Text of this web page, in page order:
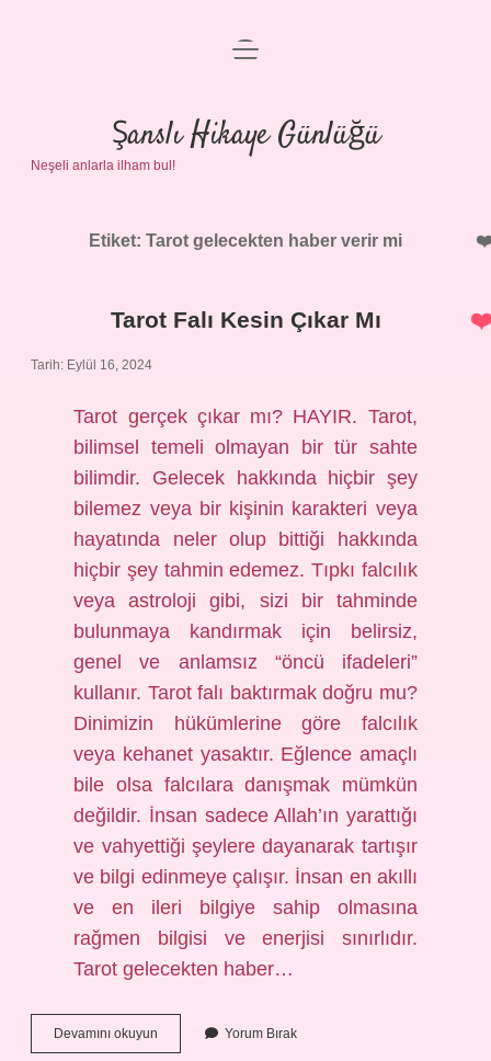
Anasayfa
Gizlilik Politikası
menüyü
Şanslı Hikaye Günlüğü
Neşeli anlarla ilham bul!
Etiket: Tarot gelecekten haber verir mi
Tarot Falı Kesin Çıkar Mı
Tarih: Eylül 16, 2024
Tarot gerçek çıkar mı? HAYIR. Tarot,
bilimsel temeli olmayan bir tür sahte
bilimdir. Gelecek hakkında hiçbir şey
bilemez veya bir kişinin karakteri veya
hayatında neler olup bittiği hakkında
hiçbir şey tahmin edemez. Tıpkı falcılık
veya astroloji gibi, sizi bir tahminde
bulunmaya kandırmak için belirsiz,
genel ve anlamsız “öncü ifadeleri”
kullanır. Tarot falı baktırmak doğru mu?
Dinimizin hükümlerine göre falcılık
veya kehanet yasaktır. Eğlence amaçlı
bile olsa falcılara danışmak mümkün
değildir. İnsan sadece Allah’ın yarattığı
ve vahyettiği şeylere dayanarak tartışır
ve bilgi edinmeye çalışır. İnsan en akıllı
ve en ileri bilgiye sahip olmasına
rağmen bilgisi ve enerjisi sınırlıdır.
Tarot gelecekten haber…
Devamını okuyun
Falı
Yorum Bırak